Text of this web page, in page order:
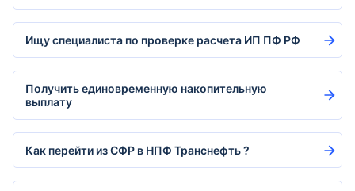
Ищу специалиста по проверке расчета ИП ПФ РФ
Получить единовременную накопительную
выплату
Как перейти из СФР в НПФ Транснефть ?